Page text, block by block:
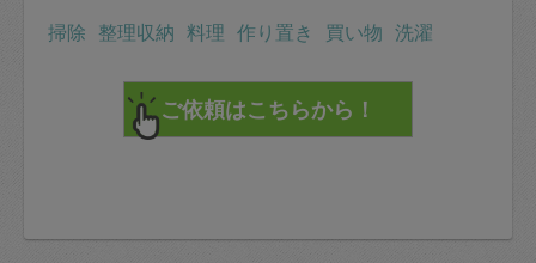
掃除 整理収納 料理 作り置き 買い物 洗濯